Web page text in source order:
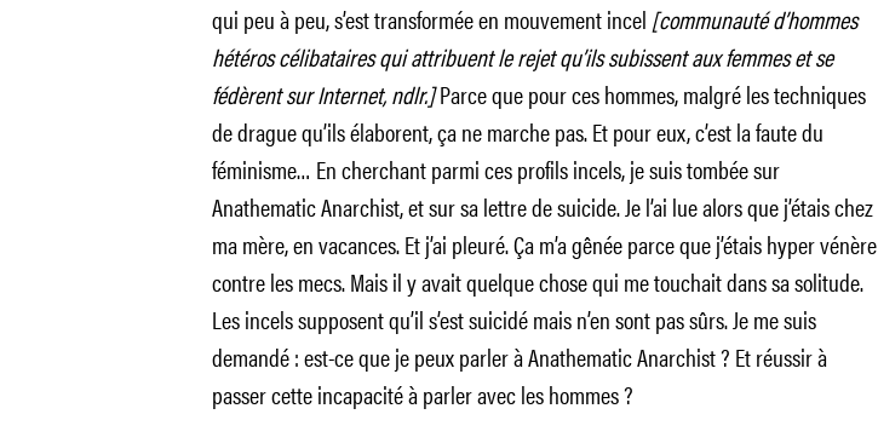
qui peu à peu, s’est transformée en mouvement incel [communauté d’hommes
hétéros célibataires qui attribuent le rejet qu’ils subissent aux femmes et se
fédèrent sur Internet, ndlr.]Parce que pour ces hommes, malgré les techniques
de drague qu’ils élaborent, ça ne marche pas. Et pour eux, c’est la faute du
féminisme… En cherchant parmi ces profils incels, je suis tombée sur
Anathematic Anarchist, et sur sa lettre de suicide. Je l’ai lue alors que j’étais chez
ma mère, en vacances. Et j’ai pleuré. Ça m’a gênée parce que j’étais hyper vénère
contre les mecs. Mais il y avait quelque chose qui me touchait dans sa solitude.
Les incels supposent qu’il s’est suicidé mais n’en sont pas sûrs. Je me suis
demandé : est-ce que je peux parler à Anathematic Anarchist ? Et réussir à
passer cette incapacité à parler avec les hommes ?